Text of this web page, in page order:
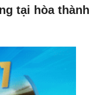
tại hòa thành